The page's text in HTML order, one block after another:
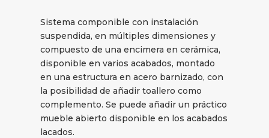
Sistema componible con instalación
suspendida, en múltiples dimensiones y
compuesto de una encimera en cerámica,
disponible en varios acabados, montado
en una estructura en acero barnizado, con
la posibilidad de añadir toallero como
complemento. Se puede añadir un práctico
mueble abierto disponible en los acabados
lacados.